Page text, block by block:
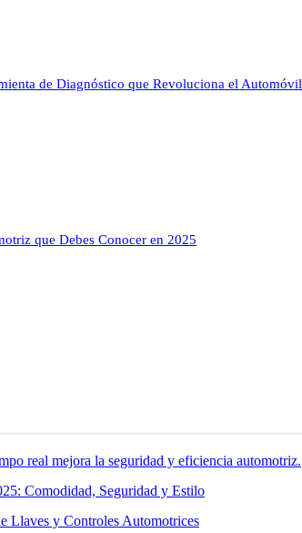
de Diagnóstico que Revoluciona el Automóvil
que Debes Conocer en 2025
real mejora la seguridad y eficiencia automotriz.
Comodidad, Seguridad y Estilo
Llaves y Controles Automotrices